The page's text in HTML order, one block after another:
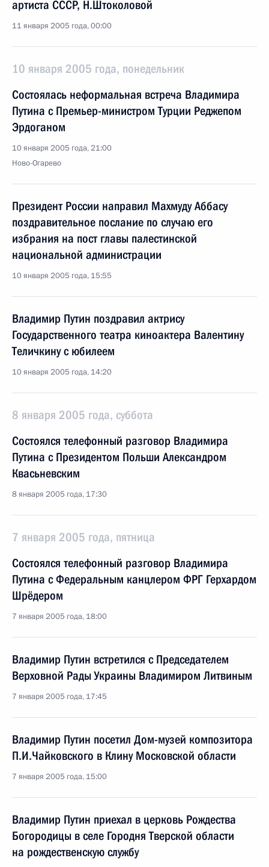
артиста СССР, Н.Штоколовой
11 января 2005 года, 00:00
10 января 2005 года, понедельник
Состоялась неформальная встреча Владимира
Путина с Премьер-министром Турции Реджепом
Эрдоганом
10 января 2005 года, 21:00
Ново-Огарево
Президент России направил Махмуду Аббасу
поздравительное послание по случаю его
избрания на пост главы палестинской
национальной администрации
10 января 2005 года, 15:55
Владимир Путин поздравил актрису
Государственного театра киноактера Валентину
Теличкину с юбилеем
10 января 2005 года, 14:20
8 января 2005 года, суббота
Состоялся телефонный разговор Владимира
Путина с Президентом Польши Александром
Квасьневским
8 января 2005 года, 17:30
7 января 2005 года, пятница
Состоялся телефонный разговор Владимира
Путина с Федеральным канцлером ФРГ Герхардом
Шрёдером
7 января 2005 года, 18:00
Владимир Путин встретился с Председателем
Верховной Рады Украины Владимиром Литвиным
7 января 2005 года, 17:45
Владимир Путин посетил Дом-музей композитора
П.И.Чайковского в Клину Московской области
7 января 2005 года, 15:00
Владимир Путин приехал в церковь Рождества
Богородицы в селе Городня Тверской области
на рождественскую службу